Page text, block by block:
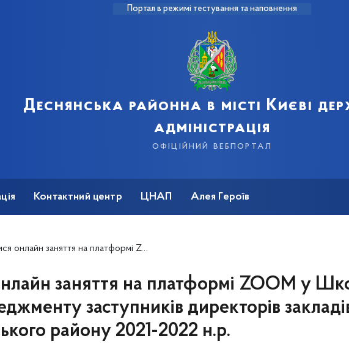
Портал в режимі тестування та наповнення
Деснянська районна в місті Києві
адміністрація
офіційний вебпортал
Контактний центр ЦНАП Алея Героїв
ZOOM у Школі освітнього менеджменту заступників директорів закладів освіти Деснянського району 2021-2022 н.р.
заняття на платформі ZOOM у
заступників директорів
району 2021-2022 н.р.